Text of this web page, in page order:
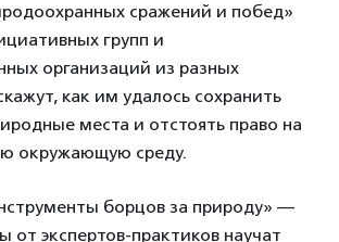
сражений и побед»
групп и
организаций из разных
как им удалось сохранить
места и отстоять право на
окружающую среду.
борцов за природу» —
от экспертов-практиков научат